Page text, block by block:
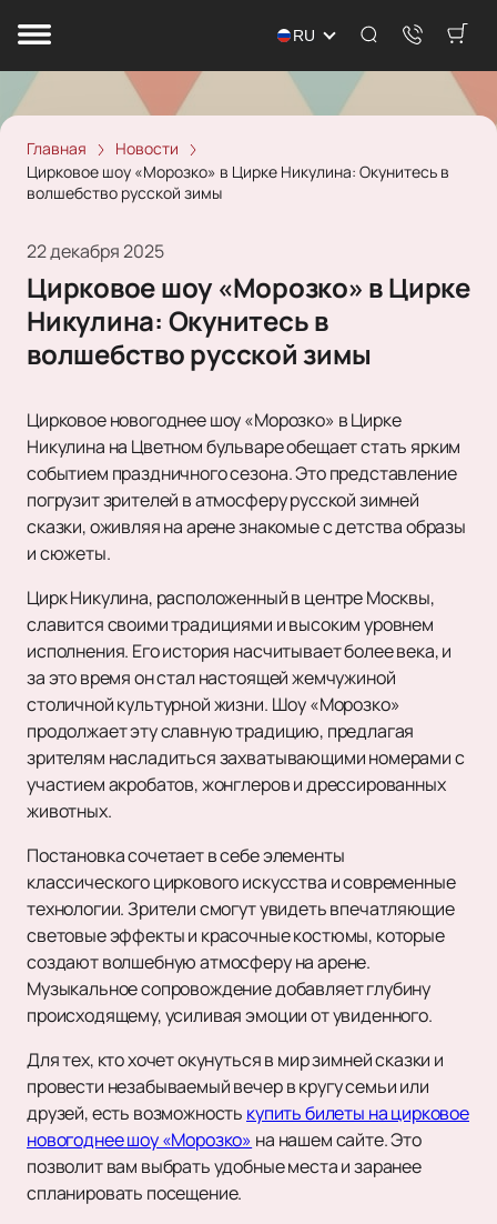
RU
Главная
Новости
Цирковое шоу «Морозко» в Цирке Никулина: Окунитесь в
волшебство русской зимы
22 декабря 2025
Цирковое шоу «Морозко» в Цирке
Никулина: Окунитесь в
волшебство русской зимы
Цирковое новогоднее шоу «Морозко» в Цирке
Никулина на Цветном бульваре обещает стать ярким
событием праздничного сезона. Это представление
погрузит зрителей в атмосферу русской зимней
сказки, оживляя на арене знакомые с детства образы
и сюжеты.
Цирк Никулина, расположенный в центре Москвы,
славится своими традициями и высоким уровнем
исполнения. Его история насчитывает более века, и
за это время он стал настоящей жемчужиной
столичной культурной жизни. Шоу «Морозко»
продолжает эту славную традицию, предлагая
зрителям насладиться захватывающими номерами с
участием акробатов, жонглеров и дрессированных
животных.
Постановка сочетает в себе элементы
классического циркового искусства и современные
технологии. Зрители смогут увидеть впечатляющие
световые эффекты и красочные костюмы, которые
создают волшебную атмосферу на арене.
Музыкальное сопровождение добавляет глубину
происходящему, усиливая эмоции от увиденного.
Для тех, кто хочет окунуться в мир зимней сказки и
провести незабываемый вечер в кругу семьи или
друзей, есть возможность купить билеты на цирковое
новогоднее шоу «Морозко» на нашем сайте. Это
позволит вам выбрать удобные места и заранее
спланировать посещение.